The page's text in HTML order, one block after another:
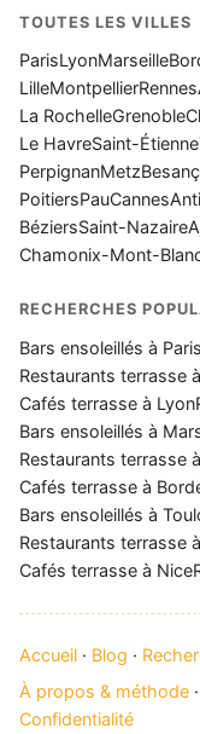
TOUTES LES VILLES
ParisLyonMarseille
LilleMontpellierRennes
La RochelleGrenoble
Le HavreSaint-Étienne
PerpignanMetz
PoitiersPauCannes
BéziersSaint-Nazaire
Chamonix-Mont-
RECHERCHES
Bars ensoleillés à Paris
Restaurants terrasse
Cafés terrasse à Lyon
Bars ensoleillés à
Restaurants terrasse
Cafés terrasse à
Bars ensoleillés à
Restaurants terrasse
Cafés terrasse à Nice
Accueil · Blog ·
À propos & méthode ·
Confidentialité